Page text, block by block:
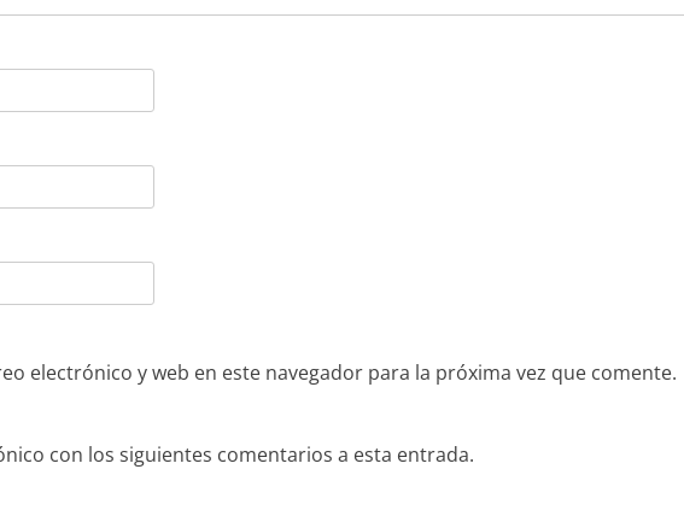
electrónico y web en este navegador para la próxima vez que comente.
con los siguientes comentarios a esta entrada.